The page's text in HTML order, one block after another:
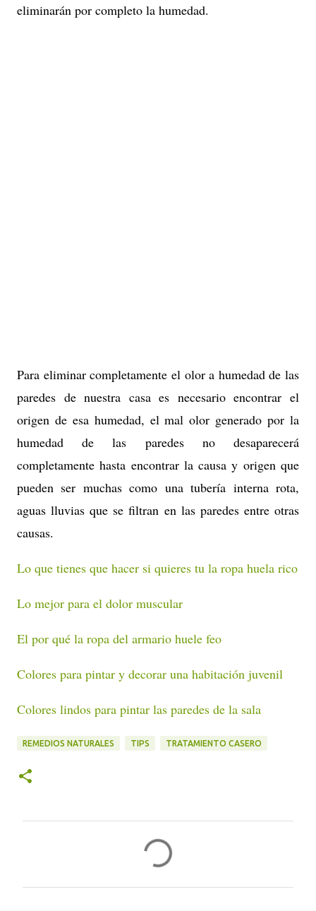
eliminarán por completo la humedad.
Para eliminar completamente el olor a humedad de las
paredes de nuestra casa es necesario encontrar el
origen de esa humedad, el mal olor generado por la
humedad de las paredes no desaparecerá
completamente hasta encontrar la causa y origen que
pueden ser muchas como una tubería interna rota,
aguas lluvias que se filtran en las paredes entre otras
causas.
Lo que tienes que hacer si quieres tu la ropa huela rico
Lo mejor para el dolor muscular
El por qué la ropa del armario huele feo
Colores para pintar y decorar una habitación juvenil
Colores lindos para pintar las paredes de la sala
REMEDIOS NATURALES TIPS TRATAMIENTO CASERO